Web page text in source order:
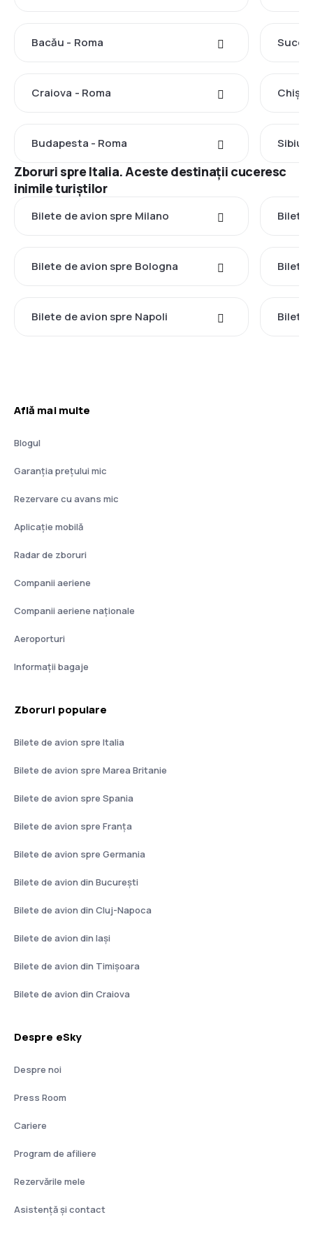
Bacău - Roma
Craiova - Roma
Budapesta - Roma Sibiu -
Zboruri spre Italia. Aceste destinații cuceresc
inimile turiștilor
Bilete de avion spre Milano Bilete
Bilete de avion spre Bologna Bilete
Bilete de avion spre Napoli Bilete
Află mai multe
Blogul
Garanția prețului mic
Rezervare cu avans mic
Aplicație mobilă
Radar de zboruri
Companii aeriene
Companii aeriene naţionale
Aeroporturi
Informații bagaje
Zboruri populare
Bilete de avion spre Italia
Bilete de avion spre Marea Britanie
Bilete de avion spre Spania
Bilete de avion spre Franţa
Bilete de avion spre Germania
Bilete de avion din București
Bilete de avion din Cluj-Napoca
Bilete de avion din Iași
Bilete de avion din Timișoara
Bilete de avion din Craiova
Despre eSky
Despre noi
Press Room
Cariere
Program de afiliere
Rezervările mele
Asistenţă şi contact